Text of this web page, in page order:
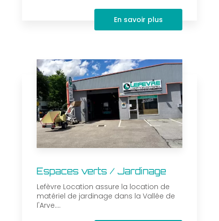
En savoir plus
Espaces verts / Jardinage
Lefèvre Location assure la location de
matériel de jardinage dans la Vallée de
l'Arve....